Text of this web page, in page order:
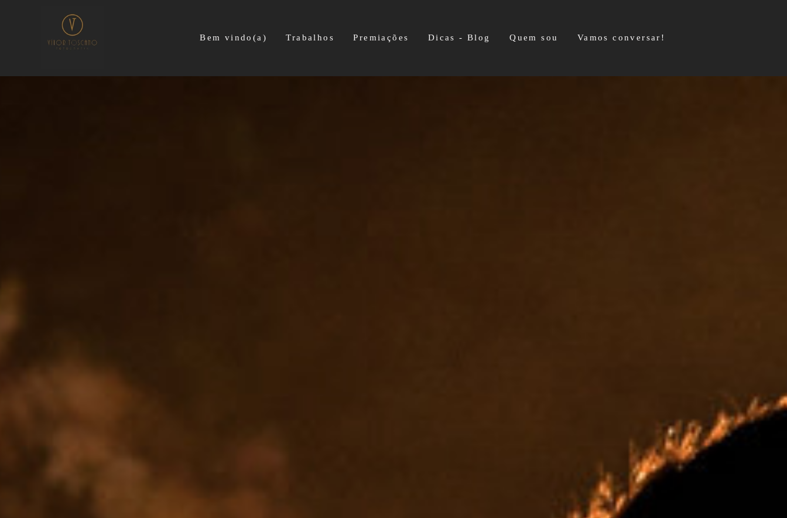
Bem vindo(a) Trabalhos Premiações Dicas - Blog Quem sou Vamos conversar!